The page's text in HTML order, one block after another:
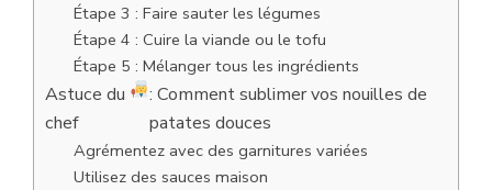
Étape 3 : Faire sauter les légumes
Étape 4 : Cuire la viande ou le tofu
Étape 5 : Mélanger tous les ingrédients
Astuce du
chef
: Comment sublimer vos nouilles de
patates douces
Agrémentez avec des garnitures variées
Utilisez des sauces maison